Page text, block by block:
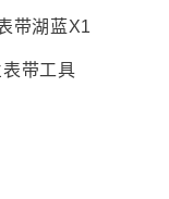
带湖蓝X1
带工具